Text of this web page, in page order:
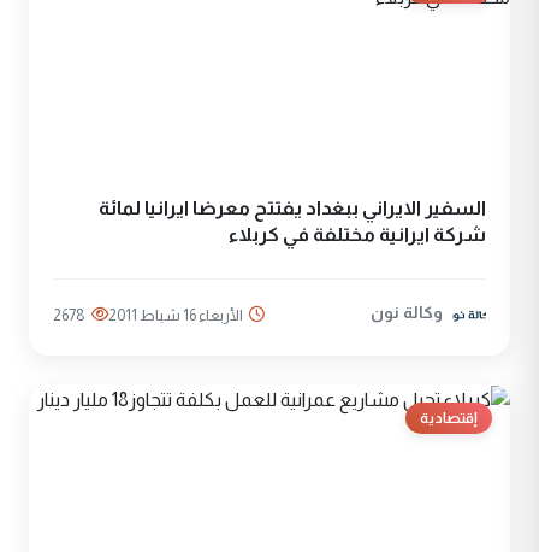
السفير الايراني ببغداد يفتتح معرضا ايرانيا لمائة
شركة ايرانية مختلفة في كربلاء
وكالة نون الأربعاء 16 شباط 2011 2678
إقتصادية